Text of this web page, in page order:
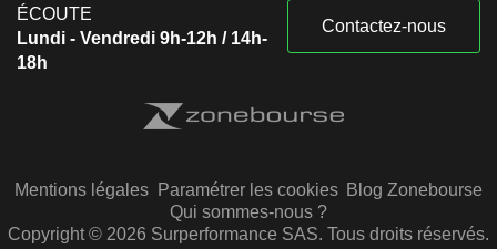
ÉCOUTE
Lundi - Vendredi 9h-12h / 14h-
18h
Contactez-nous
Mentions légales Paramétrer les cookies Blog Zonebourse
Qui sommes-nous ?
Copyright © 2026 Surperformance SAS. Tous droits réservés.